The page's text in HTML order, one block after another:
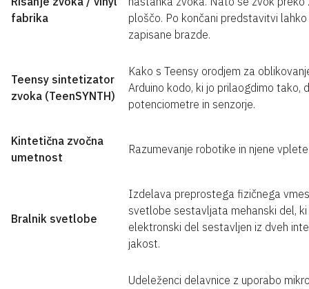
fabrika
ploščo. Po končani predstavitvi
zapisane brazde.
Teensy sintetizator
zvoka (TeenSYNTH)
Kako s Teensy orodjem za
Arduino kodo, ki jo prilaogdimo tako,
potenciometre in senzorje.
Kintetična zvočna
umetnost
Razumevanje robotike in njene
Bralnik svetlobe
Izdelava preprostega fizičnega
svetlobe sestavljata mehanski del,
elektronski del sestavljen iz dveh
jakost.
Udeleženci delavnice z uporabo